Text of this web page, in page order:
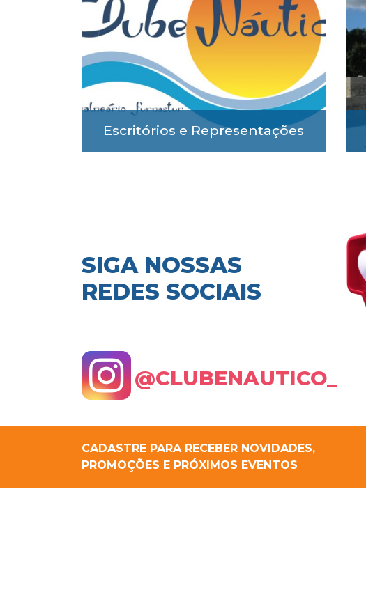
Escritórios e Representações
SIGA NOSSAS
REDES SOCIAIS
@CLUBENAUTICO_
CADASTRE PARA RECEBER NOVIDADES,
PROMOÇÕES E PRÓXIMOS EVENTOS